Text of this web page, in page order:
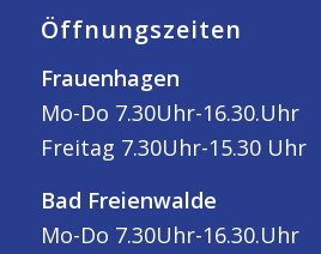
Öffnungszeiten
Frauenhagen
Mo-Do 7.30Uhr-16.30.Uhr
Freitag 7.30Uhr-15.30 Uhr
Bad Freienwalde
Mo-Do 7.30Uhr-16.30.Uhr